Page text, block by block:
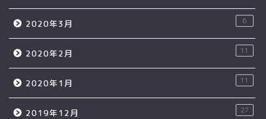
2020年3月 6
2020年2月 11
2020年1月 11
2019年12月 27